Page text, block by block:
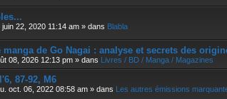
juin 22, 2020 11:14 am » dans Blabla
manga de Go Nagai : analyse et secrets des
08, 2026 12:13 pm » dans Livres / BD / Manga / Magazines
87-92, M6
oct. 06, 2022 08:58 am » dans Les autres émissions